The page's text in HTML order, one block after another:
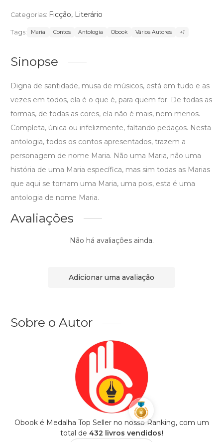
Categorias: Ficção, Literário
Tags: Maria Contos Antologia Obook Vários Autores +1
Sinopse
Digna de santidade, musa de músicos, está em tudo e as
vezes em todos, ela é o que é, para quem for. De todas as
formas, de todas as cores, ela não é mais, nem menos.
Completa, única ou infelizmente, faltando pedaços. Nesta
antologia, todos os contos apresentados, trazem a
personagem de nome Maria. Não uma Maria, não uma
história de uma Maria específica, mas sim todas as Marias
que aqui se tornam uma Maria, uma pois, esta é uma
antologia de nome Maria.
Avaliações
Não há avaliações ainda.
Adicionar uma avaliação
Sobre o Autor
Obook é Medalha Top Seller no nosso Ranking, com um
total de 432 livros vendidos!